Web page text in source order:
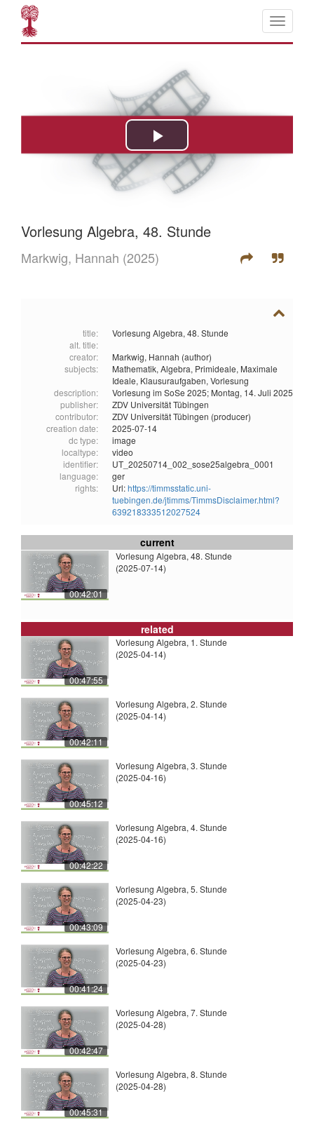
Vorlesung Algebra, 48. Stunde
Markwig, Hannah (2025)
title:
Vorlesung Algebra, 48. Stunde
alt. title:
creator:
Markwig, Hannah (author)
subjects:
Mathematik, Algebra, Primideale, Maximale
Ideale, Klausuraufgaben, Vorlesung
description:
Vorlesung im SoSe 2025; Montag, 14. Juli 2025
publisher:
ZDV Universität Tübingen
contributor:
ZDV Universität Tübingen (producer)
creation date:
2025-07-14
dc type:
image
localtype:
video
identifier:
UT_20250714_002_sose25algebra_0001
language:
ger
rights:
Url:https://timmsstatic.uni-
tuebingen.de/jtimms/TimmsDisclaimer.html?
639218333512027524
current
00:42:01
Vorlesung Algebra, 48. Stunde
(2025-07-14)
related
00:47:55
Vorlesung Algebra, 1. Stunde
(2025-04-14)
00:42:11
Vorlesung Algebra, 2. Stunde
(2025-04-14)
00:45:12
Vorlesung Algebra, 3. Stunde
(2025-04-16)
00:42:22
Vorlesung Algebra, 4. Stunde
(2025-04-16)
00:43:09
Vorlesung Algebra, 5. Stunde
(2025-04-23)
00:41:24
Vorlesung Algebra, 6. Stunde
(2025-04-23)
00:42:47
Vorlesung Algebra, 7. Stunde
(2025-04-28)
00:45:31
Vorlesung Algebra, 8. Stunde
(2025-04-28)